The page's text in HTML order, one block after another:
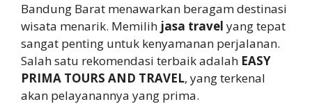
Bandung Barat menawarkan beragam destinasi
wisata menarik. Memilih jasa travel yang tepat
sangat penting untuk kenyamanan perjalanan.
Salah satu rekomendasi terbaik adalah EASY
PRIMA TOURS AND TRAVEL, yang terkenal
akan pelayanannya yang prima.